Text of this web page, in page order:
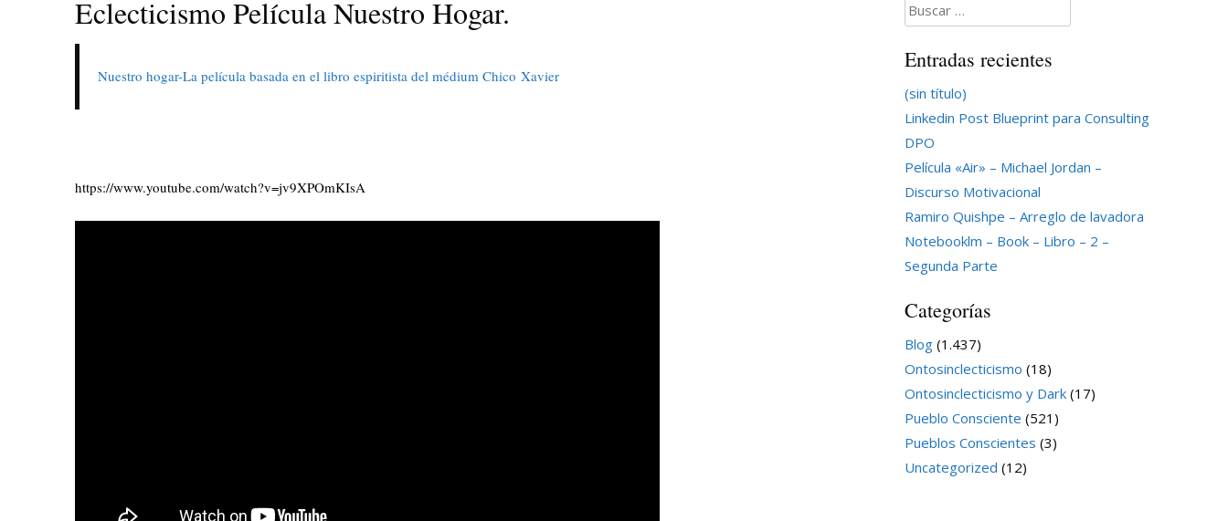
Eclecticismo Película Nuestro Hogar.
Nuestro hogar-La película basada en el libro espiritista del médium Chico Xavier
https://www.youtube.com/watch?v=jv9XPOmKIsA
Buscar:
Entradas recientes
(sin título)
Linkedin Post Blueprint para Consulting
DPO
Película «Air» – Michael Jordan –
Discurso Motivacional
Ramiro Quishpe – Arreglo de lavadora
Notebooklm – Book – Libro – 2 –
Segunda Parte
Categorías
Blog(1.437)
Ontosinclecticismo (18)
Ontosinclecticismo y Dark(17)
Pueblo Consciente (521)
Pueblos Conscientes (3)
Uncategorized (12)